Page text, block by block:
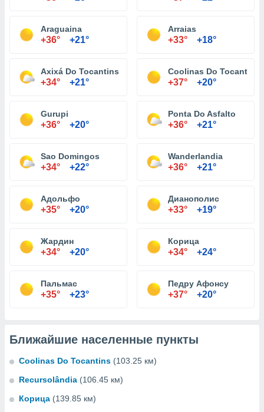
Araguaina
+36° +21°
Arraias
+33° +18°
Axixá Do Tocantins
+34° +21°
Coolinas Do Tocantins
+37° +20°
Gurupi
+36° +20°
Ponta Do Asfalto
+36° +21°
Sao Domingos
+34° +22°
Wanderlandia
+36° +21°
Адольфо
+35° +20°
Дианополис
+33° +19°
Жардин
+34° +20°
Корица
+34° +24°
Пальмас
+35° +23°
Педру Афонсу
+37° +20°
Ближайшие населенные пункты
Coolinas Do Tocantins (103.25 км)
Recursolândia (106.45 км)
Корица (139.85 км)